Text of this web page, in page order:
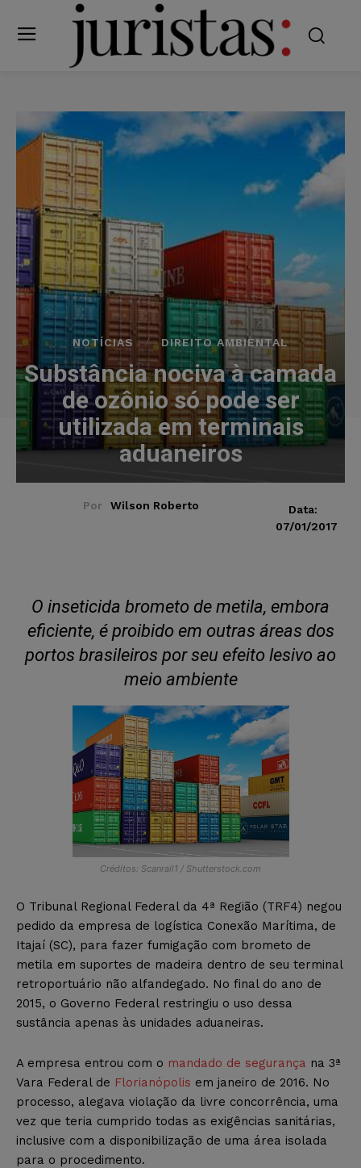
NOTÍCIAS DIREITO AMBIENTAL
Substância nociva à camada
de ozônio só pode ser
utilizada em terminais
aduaneiros
Por Wilson Roberto
Data:
07/01/2017
O inseticida brometo de metila, embora
eficiente, é proibido em outras áreas dos
portos brasileiros por seu efeito lesivo ao
meio ambiente
Créditos: Scanrail1 / Shutterstock.com
O Tribunal Regional Federal da 4ª Região (TRF4) negou
pedido da empresa de logística Conexão Marítima, de
Itajaí (SC), para fazer fumigação com brometo de
metila em suportes de madeira dentro de seu terminal
retroportuário não alfandegado. No final do ano de
2015, o Governo Federal restringiu o uso dessa
sustância apenas às unidades aduaneiras.
A empresa entrou com o mandado de segurança na 3ª
Vara Federal de Florianópolis em janeiro de 2016. No
processo, alegava violação da livre concorrência, uma
vez que teria cumprido todas as exigências sanitárias,
inclusive com a disponibilização de uma área isolada
para o procedimento.